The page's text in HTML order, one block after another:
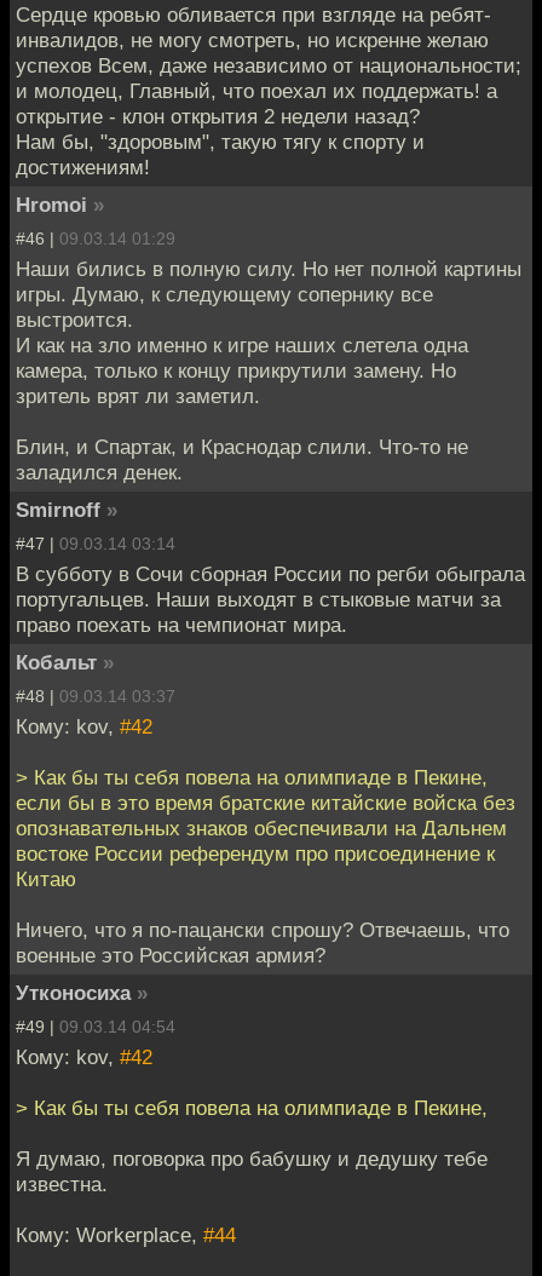
Сердце кровью обливается при взгляде на ребят-
инвалидов, не могу смотреть, но искренне желаю
успехов Всем, даже независимо от национальности;
и молодец, Главный, что поехал их поддержать! а
открытие - клон открытия 2 недели назад?
Нам бы, "здоровым", такую тягу к спорту и
достижениям!
Hromoi »
#46 | 09.03.14 01:29
Наши бились в полную силу. Но нет полной картины
игры. Думаю, к следующему сопернику все
выстроится.
И как на зло именно к игре наших слетела одна
камера, только к концу прикрутили замену. Но
зритель врят ли заметил.
Блин, и Спартак, и Краснодар слили. Что-то не
заладился денек.
Smirnoff »
#47 | 09.03.14 03:14
В субботу в Сочи сборная России по регби обыграла
португальцев. Наши выходят в стыковые матчи за
право поехать на чемпионат мира.
Кобальт »
#48 | 09.03.14 03:37
Кому: kov, #42
> Как бы ты себя повела на олимпиаде в Пекине,
если бы в это время братские китайские войска без
опознавательных знаков обеспечивали на Дальнем
востоке России референдум про присоединение к
Китаю
Ничего, что я по-пацански спрошу? Отвечаешь, что
военные это Российская армия?
Утконосиха »
#49 | 09.03.14 04:54
Кому: kov, #42
> Как бы ты себя повела на олимпиаде в Пекине,
Я думаю, поговорка про бабушку и дедушку тебе
известна.
Кому: Workerplace, #44